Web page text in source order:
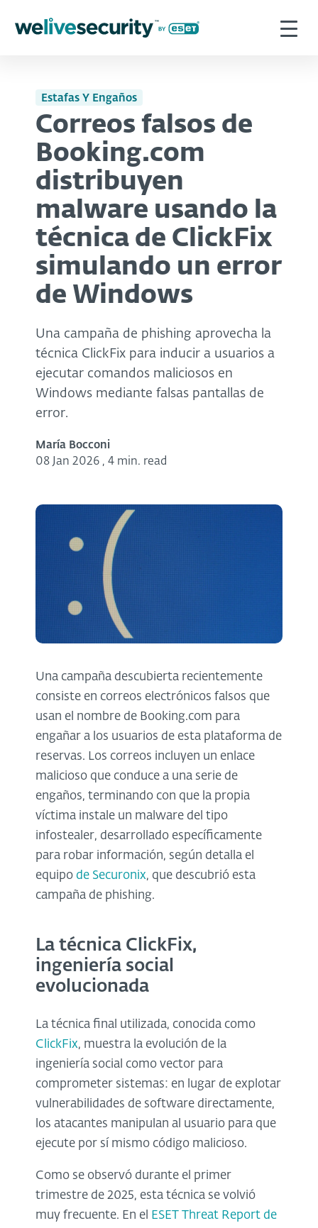
Estafas Y Engaños
Correos falsos de
Booking.com
distribuyen
malware usando la
técnica de ClickFix
simulando un error
de Windows
Una campaña de phishing aprovecha la
técnica ClickFix para inducir a usuarios a
ejecutar comandos maliciosos en
Windows mediante falsas pantallas de
error.
María Bocconi
08 Jan 2026 , 4 min. read
Una campaña descubierta recientemente
consiste en correos electrónicos falsos que
usan el nombre de Booking.com para
engañar a los usuarios de esta plataforma de
reservas. Los correos incluyen un enlace
malicioso que conduce a una serie de
engaños, terminando con que la propia
víctima instale un malware del tipo
infostealer, desarrollado específicamente
para robar información, según detalla el
equipo de Securonix, que descubrió esta
campaña de phishing.
La técnica ClickFix,
ingeniería social
evolucionada
La técnica final utilizada, conocida como
ClickFix, muestra la evolución de la
ingeniería social como vector para
comprometer sistemas: en lugar de explotar
vulnerabilidades de software directamente,
los atacantes manipulan al usuario para que
ejecute por sí mismo código malicioso.
Como se observó durante el primer
trimestre de 2025, esta técnica se volvió
muy frecuente. En el
ESET Threat Report de